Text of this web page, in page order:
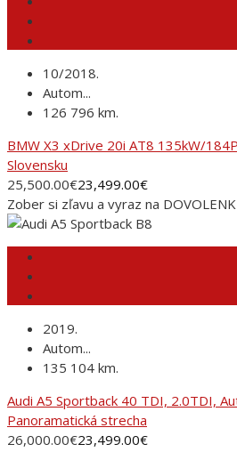
10/2018.
Autom...
126 796 km.
BMW X3 xDrive 20i AT8 135kW/
Slovensku
25,500.00€23,499.00€
Zober si zľavu a vyraz na
2019.
Autom...
135 104 km.
Audi A5 Sportback 40 TDI, 2.0TDI,
Panoramatická strecha
26,000.00€23,499.00€